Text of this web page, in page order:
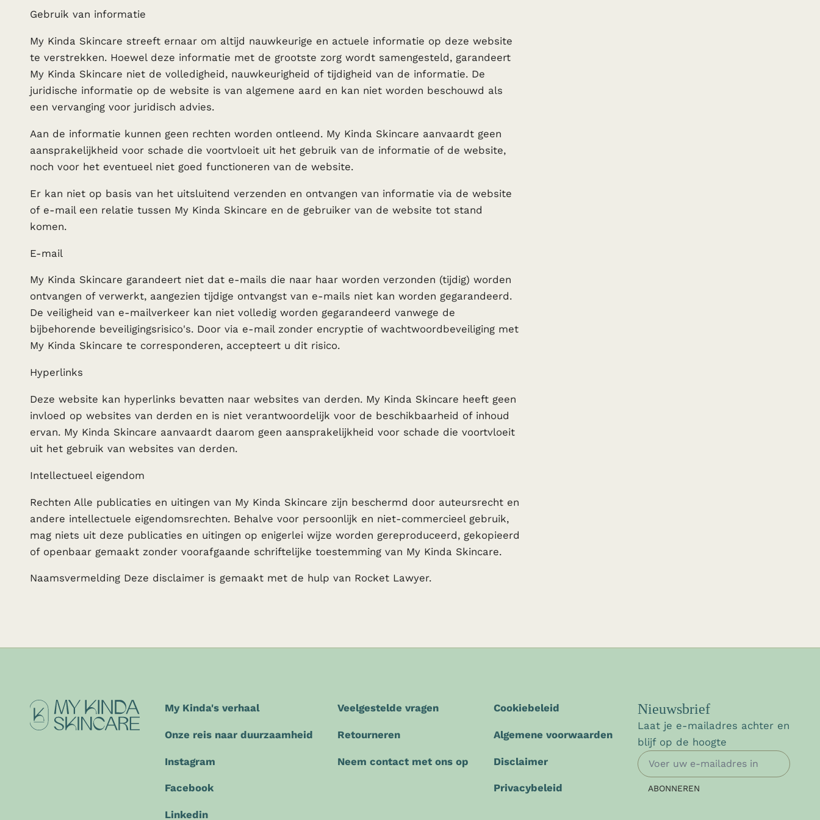
Gebruik van informatie
My Kinda Skincare streeft ernaar om altijd nauwkeurige en actuele informatie op deze website
te verstrekken. Hoewel deze informatie met de grootste zorg wordt samengesteld, garandeert
My Kinda Skincare niet de volledigheid, nauwkeurigheid of tijdigheid van de informatie. De
juridische informatie op de website is van algemene aard en kan niet worden beschouwd als
een vervanging voor juridisch advies.
Aan de informatie kunnen geen rechten worden ontleend. My Kinda Skincare aanvaardt geen
aansprakelijkheid voor schade die voortvloeit uit het gebruik van de informatie of de website,
noch voor het eventueel niet goed functioneren van de website.
Er kan niet op basis van het uitsluitend verzenden en ontvangen van informatie via de website
of e-mail een relatie tussen My Kinda Skincare en de gebruiker van de website tot stand
komen.
E-mail
My Kinda Skincare garandeert niet dat e-mails die naar haar worden verzonden (tijdig) worden
ontvangen of verwerkt, aangezien tijdige ontvangst van e-mails niet kan worden gegarandeerd.
De veiligheid van e-mailverkeer kan niet volledig worden gegarandeerd vanwege de
bijbehorende beveiligingsrisico's. Door via e-mail zonder encryptie of wachtwoordbeveiliging met
My Kinda Skincare te corresponderen, accepteert u dit risico.
Hyperlinks
Deze website kan hyperlinks bevatten naar websites van derden. My Kinda Skincare heeft geen
invloed op websites van derden en is niet verantwoordelijk voor de beschikbaarheid of inhoud
ervan. My Kinda Skincare aanvaardt daarom geen aansprakelijkheid voor schade die voortvloeit
uit het gebruik van websites van derden.
Intellectueel eigendom
Rechten Alle publicaties en uitingen van My Kinda Skincare zijn beschermd door auteursrecht en
andere intellectuele eigendomsrechten. Behalve voor persoonlijk en niet-commercieel gebruik,
mag niets uit deze publicaties en uitingen op enigerlei wijze worden gereproduceerd, gekopieerd
of openbaar gemaakt zonder voorafgaande schriftelijke toestemming van My Kinda Skincare.
Naamsvermelding Deze disclaimer is gemaakt met de hulp van Rocket Lawyer.
My Kinda's verhaal
Onze reis naar duurzaamheid
Instagram
Facebook
Linkedin
Veelgestelde vragen
Retourneren
Neem contact met ons op
Cookiebeleid
Algemene voorwaarden
Disclaimer
Privacybeleid
Nieuwsbrief
Laat je e-mailadres achter en
blijf op de hoogte
E-mail
ABONNEREN